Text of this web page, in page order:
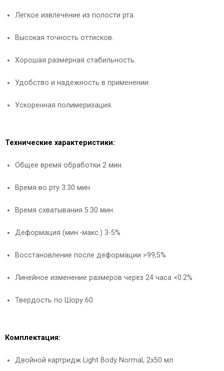
Легкое извлечение из полости рта.
Высокая точность оттисков.
Хорошая размерная стабильность.
Удобство и надежность в применении.
Ускоренная полимеризация.
Технические характеристики:
Общее время обработки 2 мин.
Время во рту 3:30 мин.
Время схватывания 5:30 мин.
Деформация (мин.-макс.) 3-5%
Восстановление после деформации >99,5%
Линейное изменение размеров через 24 часа <0.2%
Твердость по Шору 60.
Комплектация:
Двойной картридж Light Body Normal, 2х50 мл.